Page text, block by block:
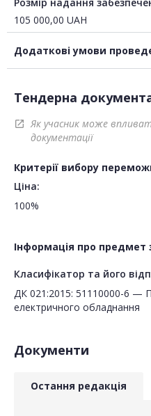
105 000,00 UAH
Додаткові умови
Тендерна
open_in_new
Як учасник може
документації
Критерії вибору
Ціна:
100%
Інформація про предмет
Класифікатор та його
ДК 021:2015: 51110000-6 —
електричного обладнання
Документи
Остання редакція